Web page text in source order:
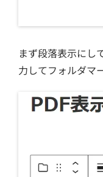
まず段落表示にし
力してフォルダマ